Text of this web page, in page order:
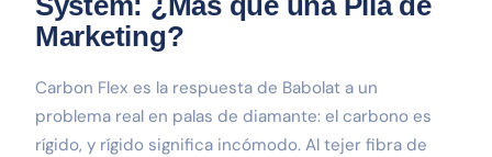
Marketing?
Carbon Flex es la respuesta de Babolat a un
problema real en palas de diamante: el carbono es
rígido, y rígido significa incómodo. Al tejer fibra de